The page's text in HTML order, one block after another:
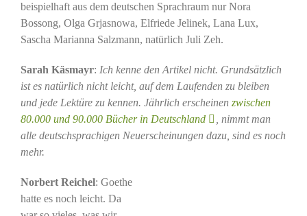
beispielhaft aus dem deutschen Sprachraum nur Nora
Bossong, Olga Grjasnowa, Elfriede Jelinek, Lana Lux,
Sascha Marianna Salzmann, natürlich Juli Zeh.
Sarah Käsmayr: Ich kenne den Artikel nicht. Grundsätzlich
ist es natürlich nicht leicht, auf dem Laufenden zu bleiben
und jede Lektüre zu kennen. Jährlich erscheinen zwischen
80.000 und 90.000 Bücher in Deutschland
, nimmt man
alle deutschsprachigen Neuerscheinungen dazu, sind es noch
mehr.
Norbert Reichel: Goethe
hatte es noch leicht. Da